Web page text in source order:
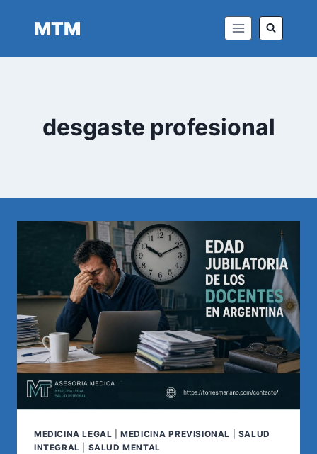
MTM
desgaste profesional
MEDICINA LEGAL |MEDICINA PREVISIONAL
SALUD
INTEGRAL
SALUD MENTAL